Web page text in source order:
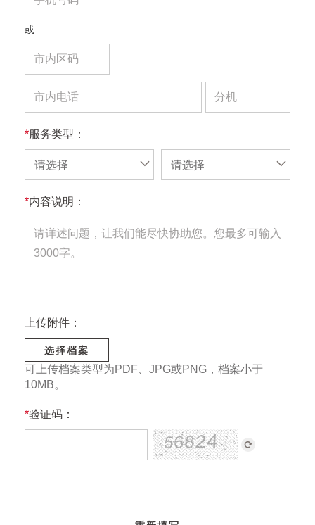
或
*服务类型：
请选择 请选择
*内容说明：
上传附件：
选择档案
可上传档案类型为PDF、JPG或PNG，档案小于
10MB。
*验证码：